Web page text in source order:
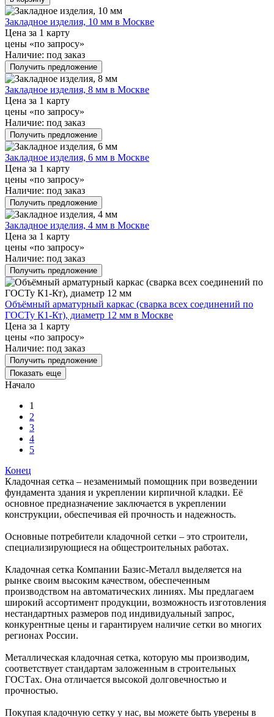
Закладное изделия, 10 мм в Москве
Цена за 1 карту
цены «по запросу»
Наличие: под заказ
Получить предложение
Закладное изделия, 8 мм в Москве
Цена за 1 карту
цены «по запросу»
Наличие: под заказ
Получить предложение
Закладное изделия, 6 мм в Москве
Цена за 1 карту
цены «по запросу»
Наличие: под заказ
Получить предложение
Закладное изделия, 4 мм в Москве
Цена за 1 карту
цены «по запросу»
Наличие: под заказ
Получить предложение
Объёмный арматурный каркас (сварка всех соединений по
ГОСТу К1-Кт), диаметр 12 мм в Москве
Цена за 1 карту
цены «по запросу»
Наличие: под заказ
Получить предложение
Показать еще
Начало
1
2
3
4
5
Конец
Кладочная сетка – незаменимый помощник при возведении
фундамента здания и укреплении кирпичной кладки. Её
основное предназначение заключается в укреплении
конструкции, обеспечивая ей прочность и надежность.
Основные потребители кладочной сетки – это строители,
специализирующиеся на общестроительных работах.
Кладочная сетка Компании Базис-Металл выделяется на
рынке своим высоким качеством, обеспеченным
производством на автоматических линиях. Мы предлагаем
широкий ассортимент продукции, возможность изготовления
нестандартных размеров под индивидуальный запрос,
конкурентные цены и гарантируем наличие сетки во многих
регионах России.
Металлическая кладочная сетка, которую мы производим,
соответствует стандартам заложенным в строительных
ГОСТах. Она отличается высокой долговечностью и
прочностью.
Покупая кладочную сетку у нас, вы можете быть уверены в